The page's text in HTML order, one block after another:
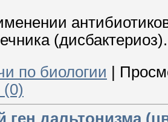
(дисбактериоз).
по биологии
ген дальтонизма